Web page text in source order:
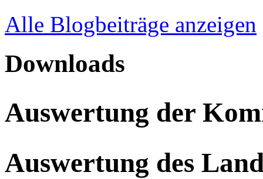
Alle Blogbeiträge anzeigen
Downloads
Auswertung der
Auswertung des